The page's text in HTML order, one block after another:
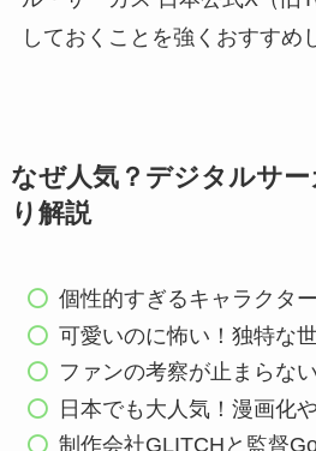
しておくことを強くおすすめ
なぜ人気？デジタルサ
り解説
個性的すぎるキャラクタ
可愛いのに怖い！独特な
ファンの考察が止まらな
日本でも大人気！漫画化
制作会社GLITCHと監督